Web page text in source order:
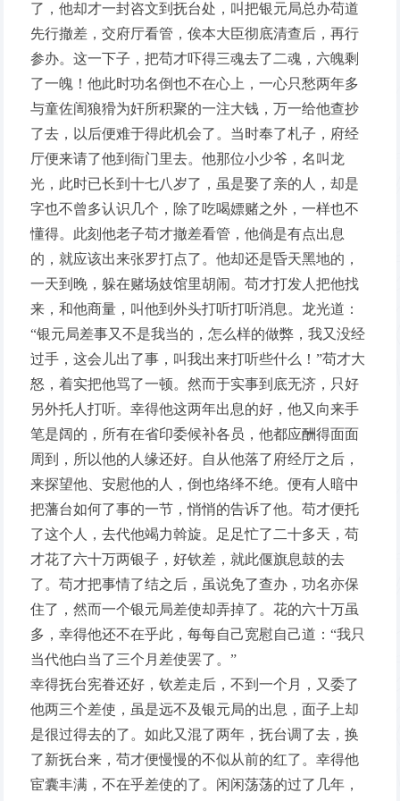
了，他却才一封咨文到抚台处，叫把银元局总办苟道
先行撤差，交府厅看管，俟本大臣彻底清查后，再行
参办。这一下子，把苟才吓得三魂去了二魂，六魄剩
了一魄！他此时功名倒也不在心上，一心只愁两年多
与童佐訚狼猾为奸所积聚的一注大钱，万一给他查抄
了去，以后便难于得此机会了。当时奉了札子，府经
厅便来请了他到衙门里去。他那位小少爷，名叫龙
光，此时已长到十七八岁了，虽是娶了亲的人，却是
字也不曾多认识几个，除了吃喝嫖赌之外，一样也不
懂得。此刻他老子苟才撤差看管，他倘是有点出息
的，就应该出来张罗打点了。他却还是昏天黑地的，
一天到晚，躲在赌场妓馆里胡闹。苟才打发人把他找
来，和他商量，叫他到外头打听打听消息。龙光道：
“银元局差事又不是我当的，怎么样的做弊，我又没经
过手，这会儿出了事，叫我出来打听些什么！”苟才大
怒，着实把他骂了一顿。然而于实事到底无济，只好
另外托人打听。幸得他这两年出息的好，他又向来手
笔是阔的，所有在省印委候补各员，他都应酬得面面
周到，所以他的人缘还好。自从他落了府经厅之后，
来探望他、安慰他的人，倒也络绎不绝。便有人暗中
把藩台如何了事的一节，悄悄的告诉了他。苟才便托
了这个人，去代他竭力斡旋。足足忙了二十多天，苟
才花了六十万两银子，好钦差，就此偃旗息鼓的去
了。苟才把事情了结之后，虽说免了查办，功名亦保
住了，然而一个银元局差使却弄掉了。花的六十万虽
多，幸得他还不在乎此，每每自己宽慰自己道：“我只
当代他白当了三个月差使罢了。”
幸得抚台宪眷还好，钦差走后，不到一个月，又委了
他两三个差使，虽是远不及银元局的出息，面子上却
是很过得去的了。如此又混了两年，抚台调了去，换
了新抚台来，苟才便慢慢的不似从前的红了。幸得他
宦囊丰满，不在乎差使的了。闲闲荡荡的过了几年，